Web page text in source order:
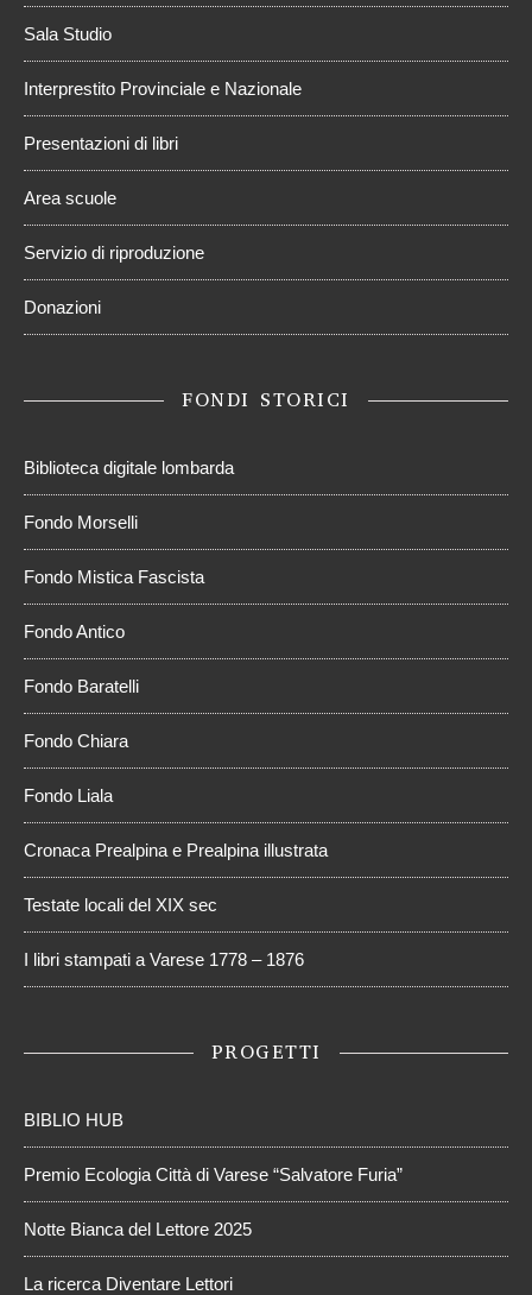
Sala Studio
Interprestito Provinciale e Nazionale
Presentazioni di libri
Area scuole
Servizio di riproduzione
Donazioni
FONDI STORICI
Biblioteca digitale lombarda
Fondo Morselli
Fondo Mistica Fascista
Fondo Antico
Fondo Baratelli
Fondo Chiara
Fondo Liala
Cronaca Prealpina e Prealpina illustrata
Testate locali del XIX sec
I libri stampati a Varese 1778 – 1876
PROGETTI
BIBLIO HUB
Premio Ecologia Città di Varese “Salvatore Furia”
Notte Bianca del Lettore 2025
La ricerca Diventare Lettori